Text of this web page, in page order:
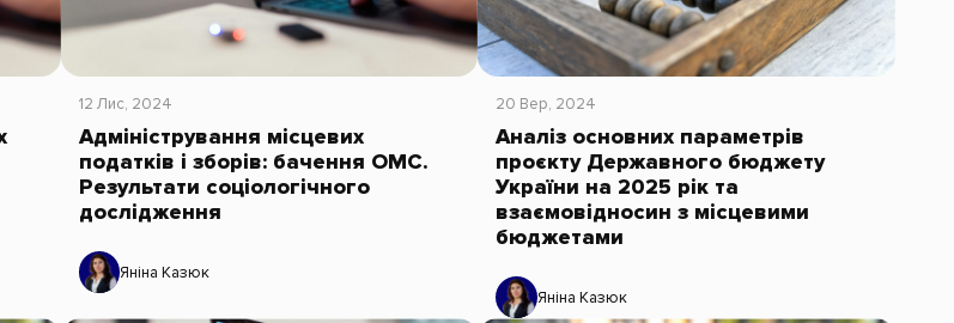
12 Лис, 2024
Адміністрування місцевих
податків і зборів: бачення ОМС.
Результати соціологічного
дослідження
Яніна Казюк
20 Вер, 2024
Аналіз основних параметрів
проєкту Державного бюджету
України на 2025 рік та
взаємовідносин з місцевими
бюджетами
Яніна Казюк